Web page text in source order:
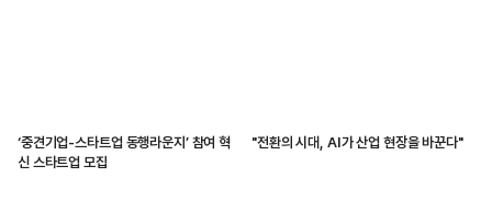
‘중견기업-스타트업 동행라운지’ 참여 혁
신 스타트업 모집
"전환의 시대, AI가 산업 현장을 바꾼다"